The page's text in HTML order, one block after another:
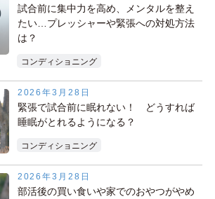
試合前に集中力を高め、メンタルを整え
たい…プレッシャーや緊張への対処方法
は？
コンディショニング
2026年3月28日
緊張で試合前に眠れない！ どうすれば
睡眠がとれるようになる？
コンディショニング
2026年3月28日
部活後の買い食いや家でのおやつがやめ